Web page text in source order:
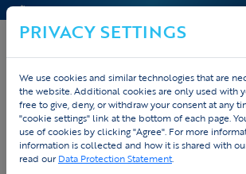
Home Fietskleding op maat Eindhoven
Fietskleding op maat in
PRIVACY SETTINGS
We use cookies and similar technologies that are
the website. Additional cookies are only used with
free to give, deny, or withdraw your consent at any
"cookie settings" link at the bottom of each page.
use of cookies by clicking "Agree". For more
information is collected and how it is shared with
read ourData Protection Statement.